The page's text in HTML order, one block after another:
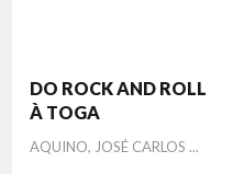
DO ROCK AND ROLL
À TOGA
Autor
AQUINO, JOSÉ CARLOS ...